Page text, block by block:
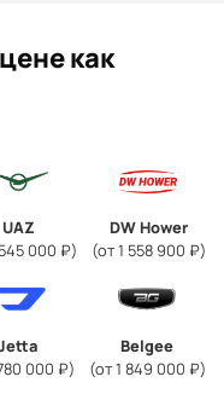
как
UAZ
000 ₽)
DW Hower
(от 1 558 900 ₽)
000 ₽)
Belgee
(от 1 849 000 ₽)